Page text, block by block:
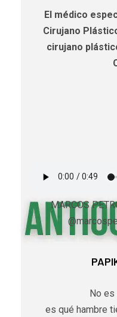
El médico
Cirujano
cirujano
MARCOS
No es
es qué hambre